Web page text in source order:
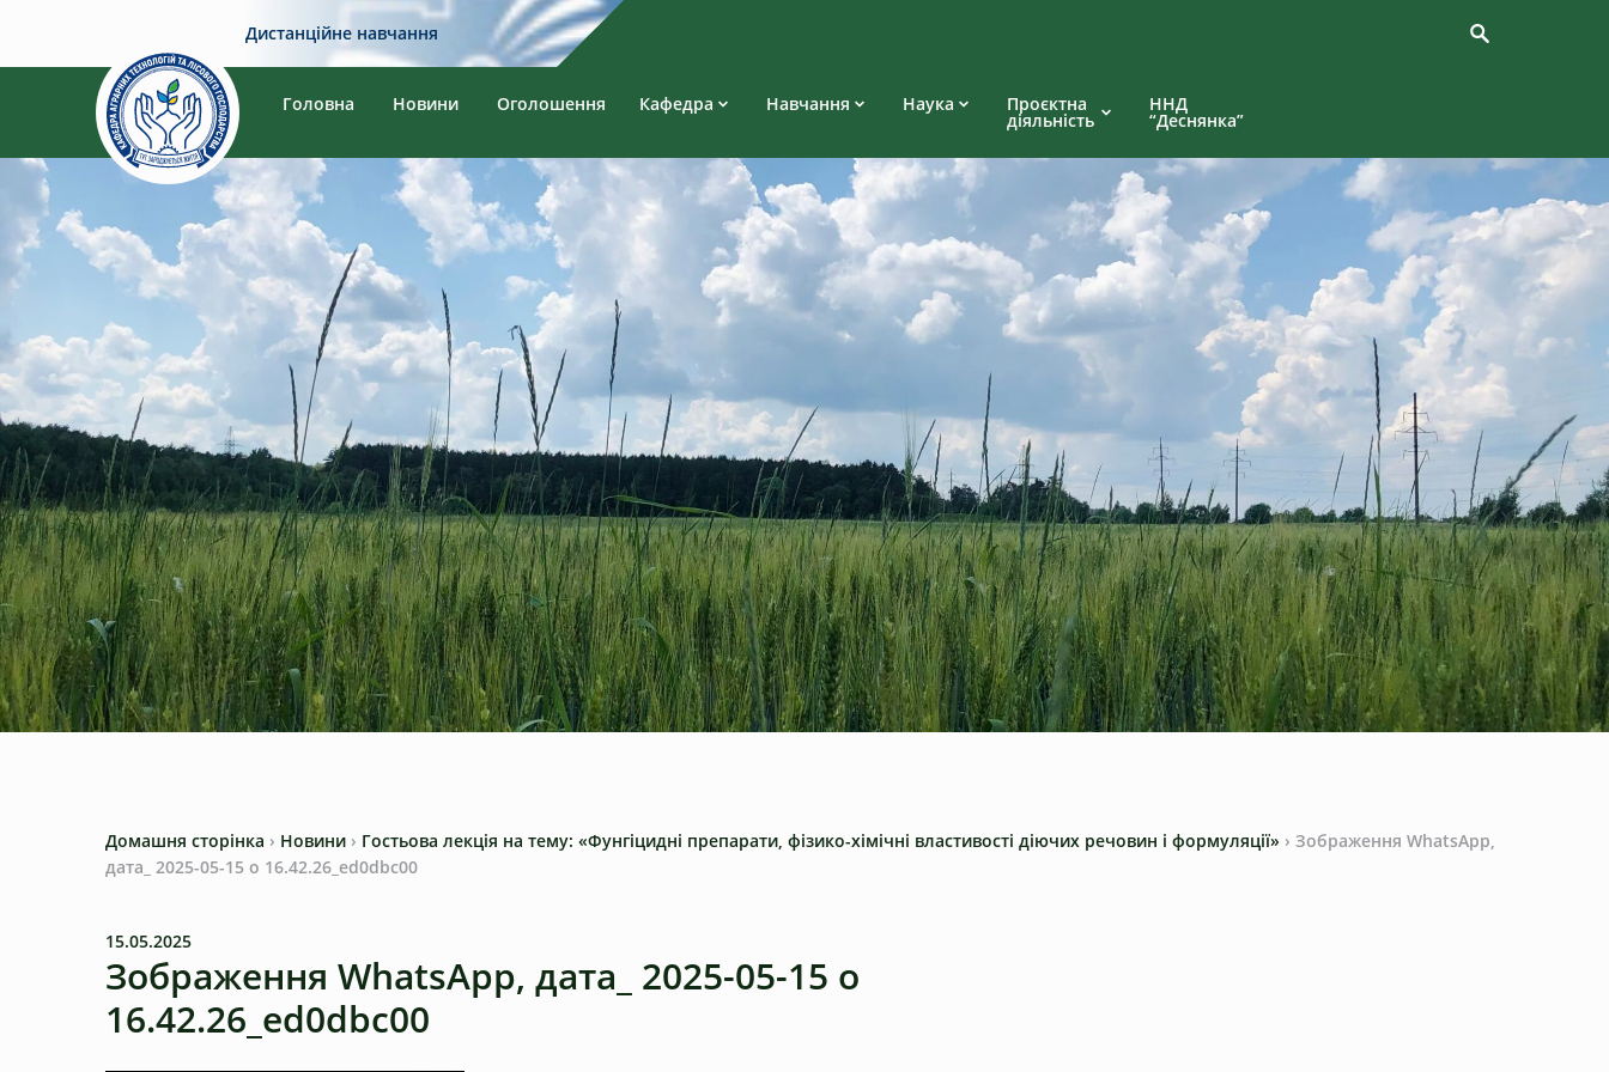
Дистанційне навчання
Головна Новини Оголошення Кафедра Навчання Наука Проєктна
діяльність
ННД
“Деснянка”
Домашня сторінка › Новини › Гостьова лекція на тему: «Фунгіцидні препарати, фізико-хімічні властивості діючих речовин і формуляції» › Зображення WhatsApp,
дата_ 2025-05-15 о 16.42.26_ed0dbc00
15.05.2025
Зображення WhatsApp, дата_ 2025-05-15 о
16.42.26_ed0dbc00